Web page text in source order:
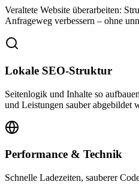
Veraltete Website überarbeiten:
Anfrageweg verbessern – ohne
Lokale SEO-Struktur
Seitenlogik und Inhalte so
und Leistungen sauber abgebildet
Performance & Technik
Schnelle Ladezeiten, sauberer